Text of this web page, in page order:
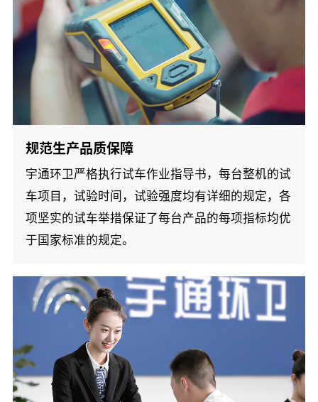
规范生产品质保障
宇通环卫严格执行试车作业指导书，每台整机的试
车项目，试验时间，试验强度均有详细的规定，各
项坚实的试车举措保证了每台产品的每项指标均优
于国家标准的规定。